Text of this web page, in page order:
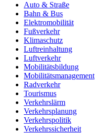
Auto & Straße
Bahn & Bus
Elektromobilität
Fußverkehr
Klimaschutz
Luftreinhaltung
Luftverkehr
Mobilitätsbildung
Mobilitätsmanagement
Radverkehr
Tourismus
Verkehrslärm
Verkehrsplanung
Verkehrspolitik
Verkehrssicherheit